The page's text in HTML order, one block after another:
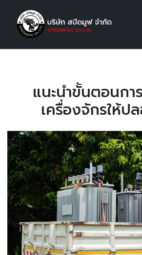
แนะนำขั้นตอนกา
เครื่องจักรให้ป